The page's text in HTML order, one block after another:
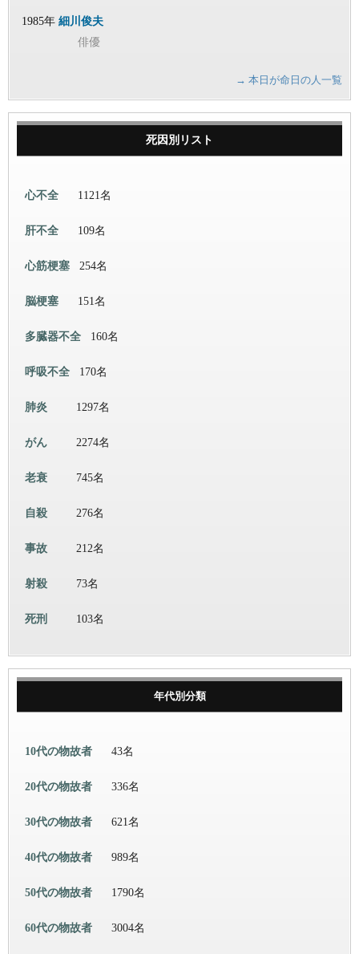
1985年 細川俊夫
俳優
→ 本日が命日の人一覧
死因別リスト
心不全 1121名
肝不全 109名
心筋梗塞 254名
脳梗塞 151名
多臓器不全 160名
呼吸不全 170名
肺炎 1297名
がん 2274名
老衰 745名
自殺 276名
事故 212名
射殺 73名
死刑 103名
年代別分類
10代の物故者 43名
20代の物故者 336名
30代の物故者 621名
40代の物故者 989名
50代の物故者 1790名
60代の物故者 3004名